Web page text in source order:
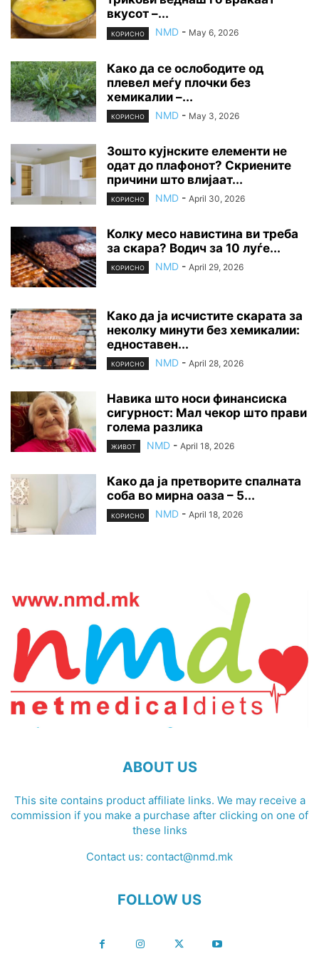
вкусот –...
КОРИСНО NMD - May 6, 2026
Како да се ослободите од
плевел меѓу плочки без
хемикалии –...
КОРИСНО NMD - May 3, 2026
Зошто кујнските елементи не
одат до плафонот? Скриените
причини што влијаат...
КОРИСНО NMD - April 30, 2026
Колку месо навистина ви треба
за скара? Водич за 10 луѓе...
КОРИСНО NMD - April 29, 2026
Како да ја исчистите скарата за
неколку минути без хемикалии:
едноставен...
КОРИСНО NMD - April 28, 2026
Навика што носи финансиска
сигурност: Мал чекор што прави
голема разлика
ЖИВОТ NMD - April 18, 2026
Како да ја претворите спалната
соба во мирна оаза – 5...
КОРИСНО NMD - April 18, 2026
ABOUT US
This site contains product affiliate links. We may receive a
commission if you make a purchase after clicking on one of
these links
Contact us: contact@nmd.mk
FOLLOW US